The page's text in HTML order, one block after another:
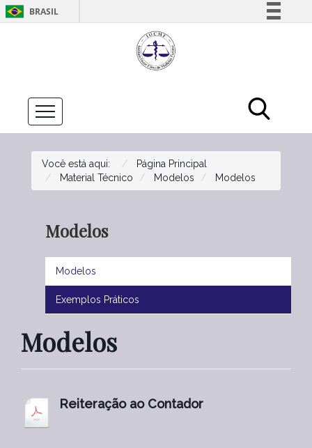
BRASIL
Acesso à informação
Você está aqui:
Página Principal
Material Técnico
Modelos Modelos
Modelos
Modelos
Exemplos Práticos
Modelos
Reiteração ao Contador